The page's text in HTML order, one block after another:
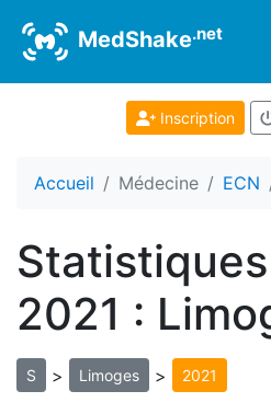
MedShake.net
Inscription
Accueil Médecine ECN
Statistiques
2021 :
S > Limoges > 2021